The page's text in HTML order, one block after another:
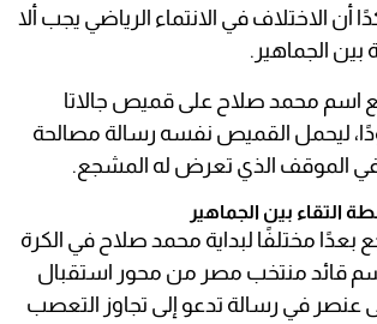
أن الاختلاف في الانتماء الرياضي يجب ألا
الجماهير.
اسم محمد صلاح على قميص جالاتا
ليحمل القميص نفسه رسالة مصالحة
في الموقف الذي تعرض له المشجع.
التقاء بين الجماهير
مختلفًا لبداية محمد صلاح في الكرة
اسم قائد منتخب مصر من محور استقبال
عنصر في رسالة تدعو إلى تجاوز التعصب